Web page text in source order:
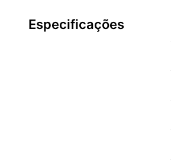
Especificações